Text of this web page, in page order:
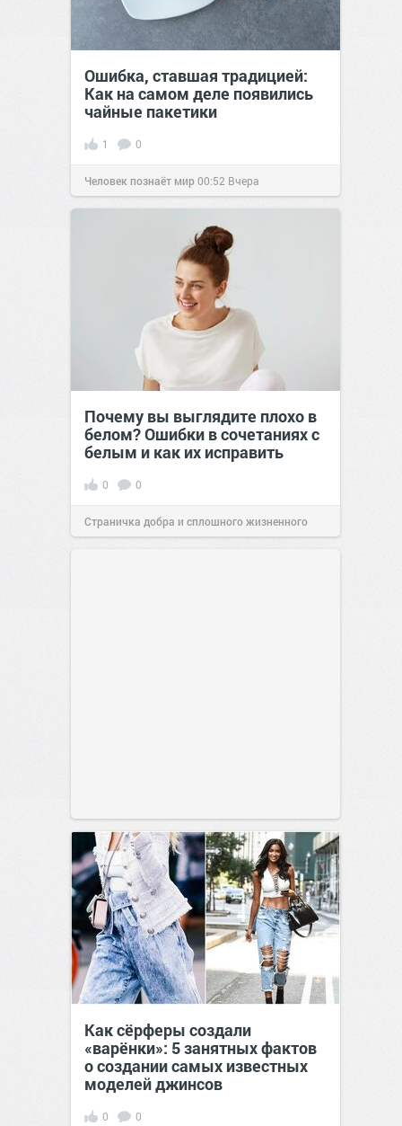
Ошибка, ставшая традицией:
Как на самом деле появились
чайные пакетики
1 0
Человек познаёт мир00:52 Вчера
Почему вы выглядите плохо в
белом? Ошибки в сочетаниях с
белым и как их исправить
0 0
Страничка добра и сплошного жизненного
Как сёрферы создали
«варёнки»: 5 занятных фактов
о создании самых известных
моделей джинсов
0 0